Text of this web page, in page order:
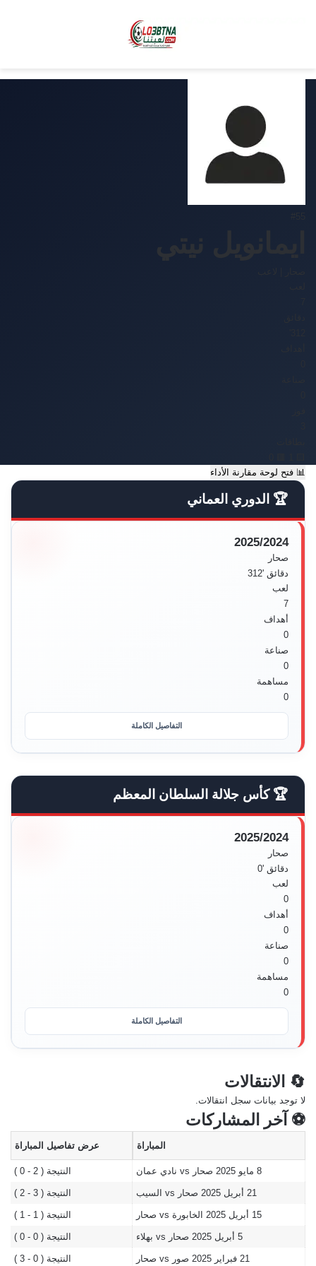
📊 فتح لوحة مقارنة الأداء
🏆 الدوري العماني
2025/2024
صحار
دقائق '312
لعب
7
أهداف
0
صناعة
0
مساهمة
0
التفاصيل الكاملة
🏆 كأس جلالة السلطان المعظم
2025/2024
صحار
دقائق '0
لعب
0
أهداف
0
صناعة
0
مساهمة
0
التفاصيل الكاملة
🔄 الانتقالات
لا توجد بيانات سجل انتقالات.
⚽ آخر المشاركات
المباراة عرض تفاصيل المباراة
8 مايو 2025 صحار vs نادي عمان النتيجة ( 2 - 0 )
21 أبريل 2025 صحار vs السيب النتيجة ( 3 - 2 )
15 أبريل 2025 الخابورة vs صحار النتيجة ( 1 - 1 )
5 أبريل 2025 صحار vs بهلاء النتيجة ( 0 - 0 )
21 فبراير 2025 صور vs صحار النتيجة ( 0 - 3 )